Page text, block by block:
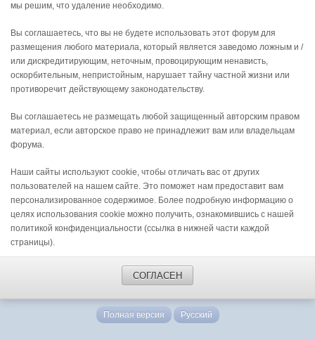
мы решим, что удаление необходимо.
Вы соглашаетесь, что вы не будете использовать этот форум для
размещения любого материала, который является заведомо ложным и /
или дискредитирующим, неточным, провоцирующим ненависть,
оскорбительным, непристойным, нарушает тайну частной жизни или
противоречит действующему законодательству.
Вы соглашаетесь не размещать любой защищенный авторским правом
материал, если авторское право не принадлежит вам или владельцам
форума.
Наши сайты используют cookie, чтобы отличать вас от других
пользователей на нашем сайте. Это поможет нам предоставит вам
персонализированное содержимое. Более подробную информацию о
целях использования cookie можно получить, ознакомившись с нашей
политикой конфиденциальности (ссылка в нижней части каждой
страницы).
СОГЛАСЕН
Полная версия Русский